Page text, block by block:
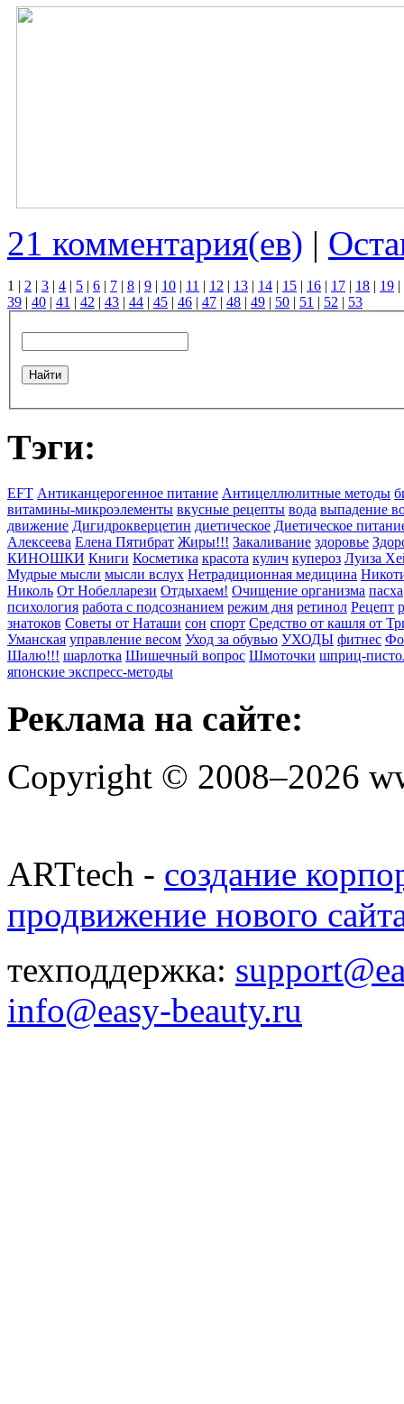
21 комментария(ев) |
1 | 2 | 3 | 4 | 5 | 6 | 7 | 8 | 9 | 10 | 11 | 12 | 13 | 14 | 15 | 16 | 17 | 18 | 19 |
39 | 40 | 41 | 42 | 43 | 44 | 45 | 46 | 47 | 48 | 49 | 50 | 51 | 52 | 53
Тэги:
EFT Антиканцерогенное питание Антицеллюлитные методы
витамины-микроэлементы вкусные рецепты вода выпадение
движение Дигидрокверцетин диетическое Диетическое
Алексеева Елена Пятибрат Жиры!!! Закаливание здоровье
КИНОШКИ Книги Косметика красота кулич купероз Луиза
Мудрые мысли мысли вслух Нетрадиционная медицина
Николь От Нобелларези Отдыхаем! Очищение организма пасха
психология работа с подсознанием режим дня ретинол Рецепт
знатоков Советы от Наташи сон спорт Средство от кашля от
Уманская управление весом Уход за обувью УХОДЫ фитнес
Шалю!!! шарлотка Шишечный вопрос Шмоточки шприц-
японские экспресс-методы
Реклама на сайте:
Copyright © 2008–2026
ARTtech - создание
продвижение нового
техподдержка:
info@easy-beauty.ru